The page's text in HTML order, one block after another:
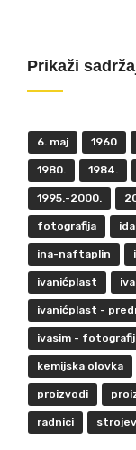
Prikaži
6. maj 1960
1980. 1984.
1995.-2000.
fotografija
ina-naftaplin
ivanićplast
ivanićplast -
ivasim -
kemijska olovka
proizvodi
radnici